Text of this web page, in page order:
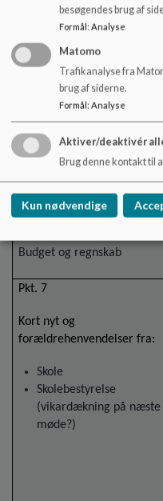
- Timetal kommende skoleår
drøftes
ud af huset.
Se vedhæftede forslag til
ændring.
Pkt. 6
Budget og regnskab
Pkt. 7
Kort nyt og
forældrehenvendelser fra:
Skole
Skolebestyrelse
(vikardækning på næste
møde?)
besøgendes brug af
Formål: Analyse
Matomo
Trafikanalyse fra
brug af siderne.
Formål: Analyse
Aktiver/deaktivér
Brug denne kontakt til
Kun nødvendige